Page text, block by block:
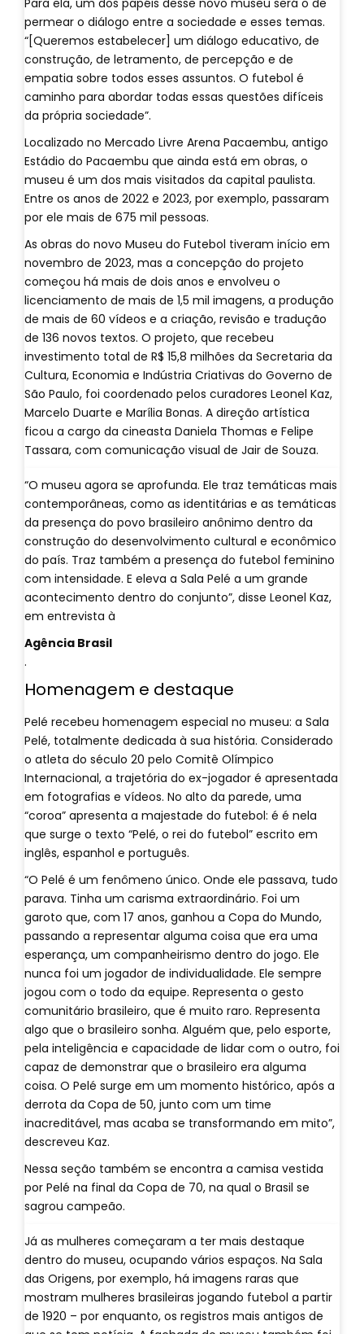
Para ela, um dos papéis desse novo museu será o de
permear o diálogo entre a sociedade e esses temas.
“[Queremos estabelecer] um diálogo educativo, de
construção, de letramento, de percepção e de
empatia sobre todos esses assuntos. O futebol é
caminho para abordar todas essas questões difíceis
da própria sociedade”.
Localizado no Mercado Livre Arena Pacaembu, antigo
Estádio do Pacaembu que ainda está em obras, o
museu é um dos mais visitados da capital paulista.
Entre os anos de 2022 e 2023, por exemplo, passaram
por ele mais de 675 mil pessoas.
As obras do novo Museu do Futebol tiveram início em
novembro de 2023, mas a concepção do projeto
começou há mais de dois anos e envolveu o
licenciamento de mais de 1,5 mil imagens, a produção
de mais de 60 vídeos e a criação, revisão e tradução
de 136 novos textos. O projeto, que recebeu
investimento total de R$ 15,8 milhões da Secretaria da
Cultura, Economia e Indústria Criativas do Governo de
São Paulo, foi coordenado pelos curadores Leonel Kaz,
Marcelo Duarte e Marília Bonas. A direção artística
ficou a cargo da cineasta Daniela Thomas e Felipe
Tassara, com comunicação visual de Jair de Souza.
“O museu agora se aprofunda. Ele traz temáticas mais
contemporâneas, como as identitárias e as temáticas
da presença do povo brasileiro anônimo dentro da
construção do desenvolvimento cultural e econômico
do país. Traz também a presença do futebol feminino
com intensidade. E eleva a Sala Pelé a um grande
acontecimento dentro do conjunto”, disse Leonel Kaz,
em entrevista à
Agência Brasil
.
Homenagem e destaque
Pelé recebeu homenagem especial no museu: a Sala
Pelé, totalmente dedicada à sua história. Considerado
o atleta do século 20 pelo Comitê Olímpico
Internacional, a trajetória do ex-jogador é apresentada
em fotografias e vídeos. No alto da parede, uma
“coroa” apresenta a majestade do futebol: é é nela
que surge o texto “Pelé, o rei do futebol” escrito em
inglês, espanhol e português.
“O Pelé é um fenômeno único. Onde ele passava, tudo
parava. Tinha um carisma extraordinário. Foi um
garoto que, com 17 anos, ganhou a Copa do Mundo,
passando a representar alguma coisa que era uma
esperança, um companheirismo dentro do jogo. Ele
nunca foi um jogador de individualidade. Ele sempre
jogou com o todo da equipe. Representa o gesto
comunitário brasileiro, que é muito raro. Representa
algo que o brasileiro sonha. Alguém que, pelo esporte,
pela inteligência e capacidade de lidar com o outro, foi
capaz de demonstrar que o brasileiro era alguma
coisa. O Pelé surge em um momento histórico, após a
derrota da Copa de 50, junto com um time
inacreditável, mas acaba se transformando em mito”,
descreveu Kaz.
Nessa seção também se encontra a camisa vestida
por Pelé na final da Copa de 70, na qual o Brasil se
sagrou campeão.
Já as mulheres começaram a ter mais destaque
dentro do museu, ocupando vários espaços. Na Sala
das Origens, por exemplo, há imagens raras que
mostram mulheres brasileiras jogando futebol a partir
de 1920 – por enquanto, os registros mais antigos de